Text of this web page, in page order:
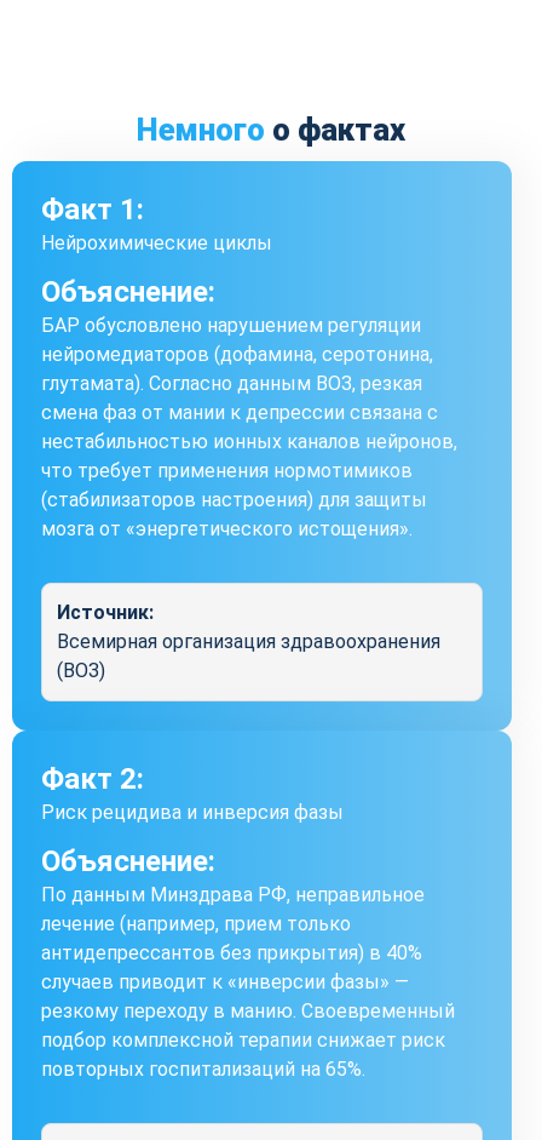
Немного о фактах
Факт 1:
Нейрохимические циклы
Объяснение:
БАР обусловлено нарушением регуляции
нейромедиаторов (дофамина, серотонина,
глутамата). Согласно данным ВОЗ, резкая
смена фаз от мании к депрессии связана с
нестабильностью ионных каналов нейронов,
что требует применения нормотимиков
(стабилизаторов настроения) для защиты
мозга от «энергетического истощения».
Источник:
Всемирная организация здравоохранения
(ВОЗ)
Факт 2:
Риск рецидива и инверсия фазы
Объяснение:
По данным Минздрава РФ, неправильное
лечение (например, прием только
антидепрессантов без прикрытия) в 40%
случаев приводит к «инверсии фазы» —
резкому переходу в манию. Своевременный
подбор комплексной терапии снижает риск
повторных госпитализаций на 65%.